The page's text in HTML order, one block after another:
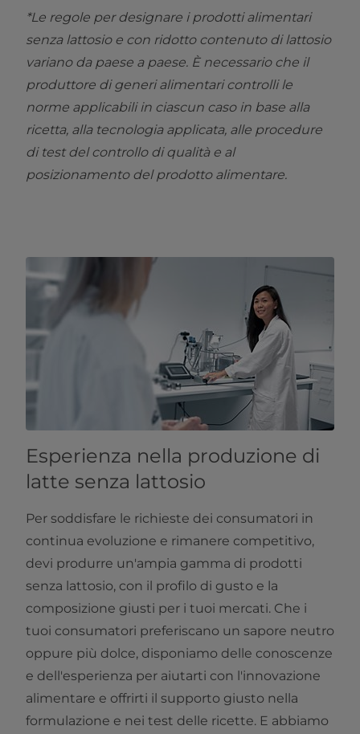
*Le regole per designare i prodotti alimentari
senza lattosio e con ridotto contenuto di lattosio
variano da paese a paese. È necessario che il
produttore di generi alimentari controlli le
norme applicabili in ciascun caso in base alla
ricetta, alla tecnologia applicata, alle procedure
di test del controllo di qualità e al
posizionamento del prodotto alimentare.
Esperienza nella produzione di
latte senza lattosio
Per soddisfare le richieste dei consumatori in
continua evoluzione e rimanere competitivo,
devi produrre un'ampia gamma di prodotti
senza lattosio, con il profilo di gusto e la
composizione giusti per i tuoi mercati. Che i
tuoi consumatori preferiscano un sapore neutro
oppure più dolce, disponiamo delle conoscenze
e dell'esperienza per aiutarti con l'innovazione
alimentare e offrirti il supporto giusto nella
formulazione e nei test delle ricette. E abbiamo